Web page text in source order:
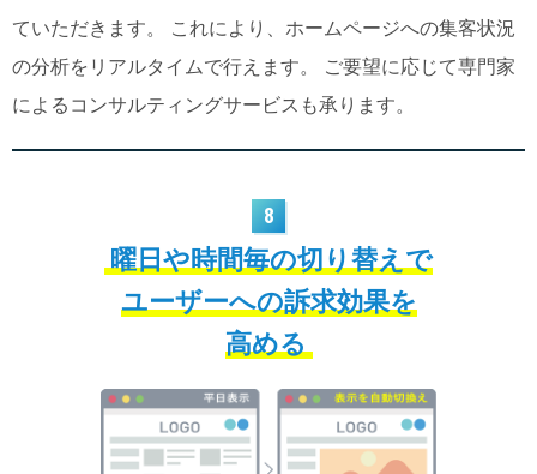
ていただきます。 これにより、ホームページへの集客状況
の分析をリアルタイムで行えます。 ご要望に応じて専門家
によるコンサルティングサービスも承ります。
8
曜日や時間毎の切り替えで
ユーザーへの訴求効果を
高める